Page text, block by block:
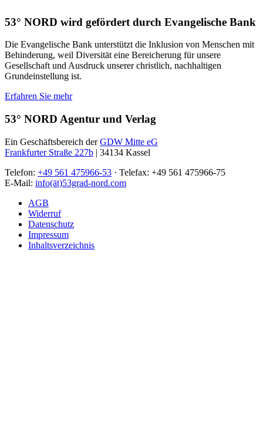
53° NORD wird gefördert durch Evangelische Bank
Die Evangelische Bank unterstützt die Inklusion von Menschen mit
Behinderung, weil Diversität eine Bereicherung für unsere
Gesellschaft und Ausdruck unserer christlich, nachhaltigen
Grundeinstellung ist.
Erfahren Sie mehr
53° NORD Agentur und Verlag
Ein Geschäftsbereich derGDW Mitte eG
Frankfurter Straße 227b | 34134 Kassel
Telefon: +49 561 475966-53 · Telefax: +49 561 475966-75
E-Mail: info(ät)53grad-nord.com
AGB
Widerruf
Datenschutz
Impressum
Inhaltsverzeichnis